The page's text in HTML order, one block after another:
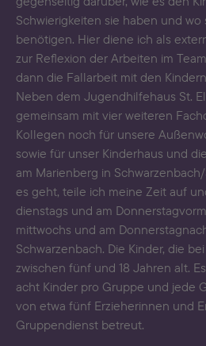
Schwierigkeiten sie haben und
benötigen. Hier diene ich als
zur Reflexion der Arbeiten im
dann die Fallarbeit mit den
Neben dem Jugendhilfehaus St.
gemeinsam mit vier weiteren
Kollegen noch für unsere
sowie für unser Kinderhaus und
am Marienberg in
es geht, teile ich meine Zeit auf
dienstags und am
mittwochs und am
Schwarzenbach. Die Kinder, die
zwischen fünf und 18 Jahren alt.
acht Kinder pro Gruppe und jede
von etwa fünf Erzieherinnen und
Gruppendienst betreut.